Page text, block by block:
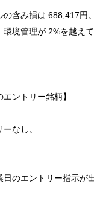
の含み損は 688,417円
環境管理が 2%を越え
エントリー銘柄】
なし。
日のエントリー指示が